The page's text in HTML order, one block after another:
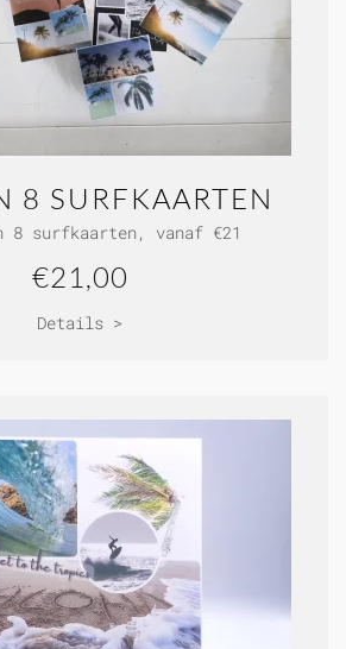
8 SURFKAARTEN
8 surfkaarten, vanaf €21
€21,00
Details >